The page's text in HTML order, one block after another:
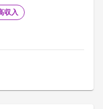
収入